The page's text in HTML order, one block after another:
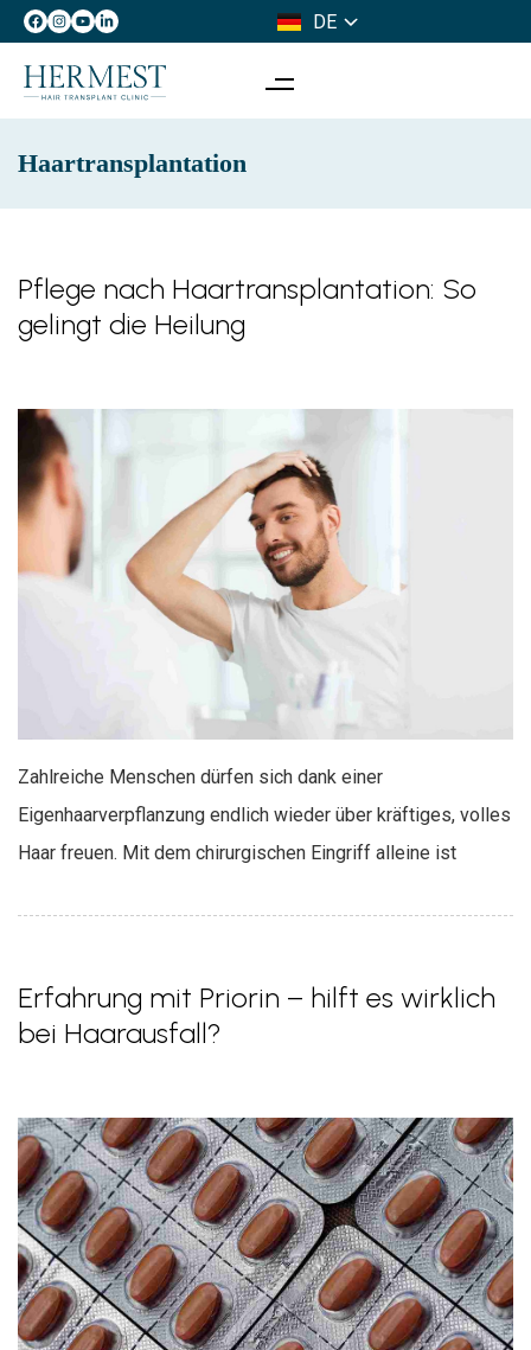
DE
IT
Haartransplantation
Pflege nach Haartransplantation: So
gelingt die Heilung
Zahlreiche Menschen dürfen sich dank einer
Eigenhaarverpflanzung endlich wieder über kräftiges, volles
Haar freuen. Mit dem chirurgischen Eingriff alleine ist
Erfahrung mit Priorin – hilft es wirklich
bei Haarausfall?